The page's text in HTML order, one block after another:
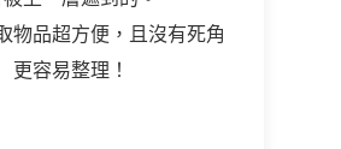
物品超方便，且沒有死角
更容易整理！